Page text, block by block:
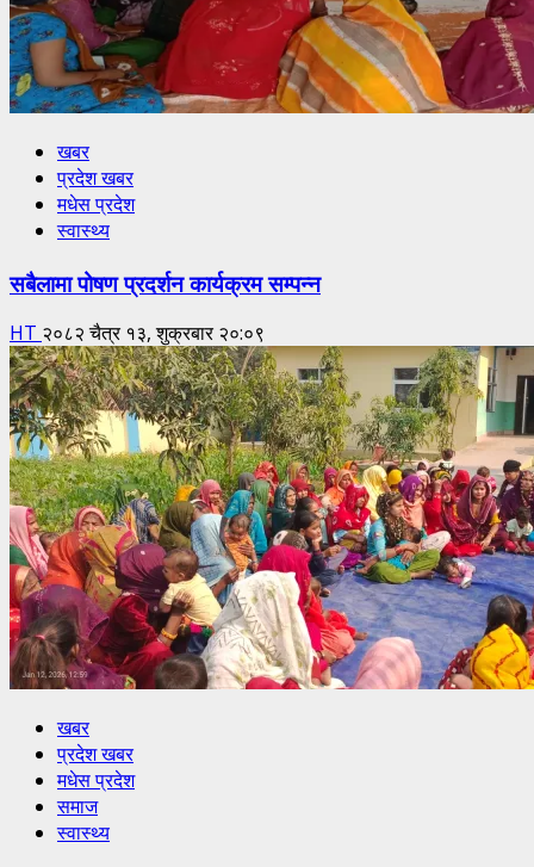
खबर
प्रदेश खबर
मधेस प्रदेश
स्वास्थ्य
सबैलामा पोषण प्रदर्शन कार्यक्रम सम्पन्न
HT २०८२ चैत्र १३, शुक्रबार २०:०९
खबर
प्रदेश खबर
मधेस प्रदेश
समाज
स्वास्थ्य